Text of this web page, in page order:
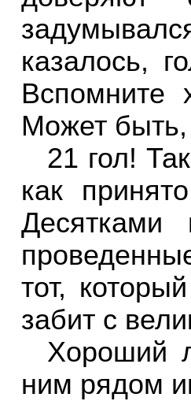
казалось,
Вспомните
Может быть,
21 гол!
как
тот,
забит с
Хороший
ним рядом